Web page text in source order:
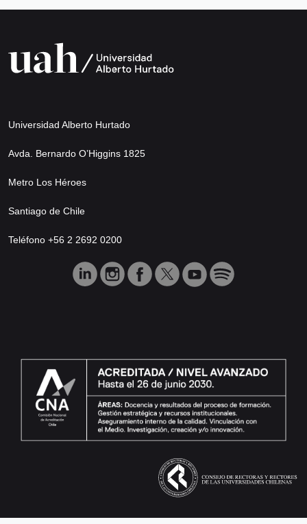
Universidad Alberto Hurtado
Avda. Bernardo O’Higgins 1825
Metro Los Héroes
Santiago de Chile
Teléfono +56 2 2692 0200